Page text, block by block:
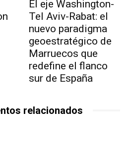
El eje Washington-
Tel Aviv-Rabat: el
nuevo paradigma
geoestratégico de
Marruecos que
redefine el flanco
sur de España
relacionados